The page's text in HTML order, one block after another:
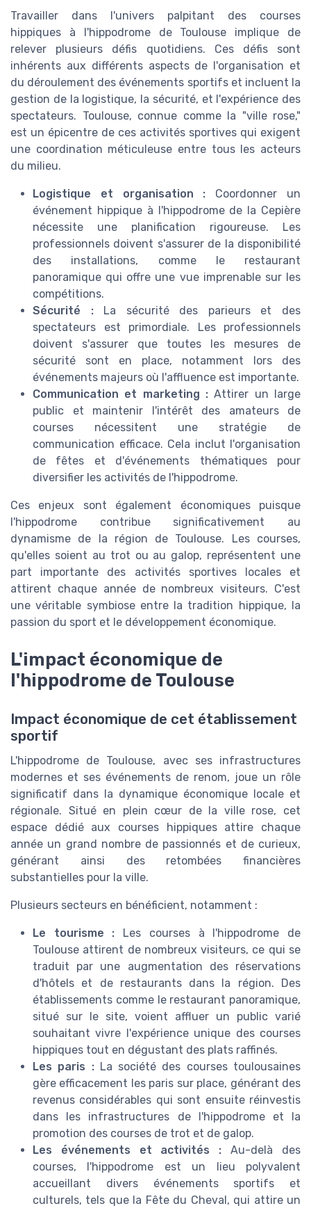
Travailler dans l'univers palpitant des courses
hippiques à l'hippodrome de Toulouse implique de
relever plusieurs défis quotidiens. Ces défis sont
inhérents aux différents aspects de l'organisation et
du déroulement des événements sportifs et incluent la
gestion de la logistique, la sécurité, et l'expérience des
spectateurs. Toulouse, connue comme la "ville rose,"
est un épicentre de ces activités sportives qui exigent
une coordination méticuleuse entre tous les acteurs
du milieu.
Logistique et organisation : Coordonner un
événement hippique à l'hippodrome de la Cepière
nécessite une planification rigoureuse. Les
professionnels doivent s'assurer de la disponibilité
des installations, comme le restaurant
panoramique qui offre une vue imprenable sur les
compétitions.
Sécurité :La sécurité des parieurs et des
spectateurs est primordiale. Les professionnels
doivent s'assurer que toutes les mesures de
sécurité sont en place, notamment lors des
événements majeurs où l'affluence est importante.
Communication et marketing : Attirer un large
public et maintenir l'intérêt des amateurs de
courses nécessitent une stratégie de
communication efficace. Cela inclut l'organisation
de fêtes et d'événements thématiques pour
diversifier les activités de l'hippodrome.
Ces enjeux sont également économiques puisque
l'hippodrome contribue significativement au
dynamisme de la région de Toulouse. Les courses,
qu'elles soient au trot ou au galop, représentent une
part importante des activités sportives locales et
attirent chaque année de nombreux visiteurs. C'est
une véritable symbiose entre la tradition hippique, la
passion du sport et le développement économique.
L'impact économique de
l'hippodrome de Toulouse
Impact économique de cet établissement
sportif
L'hippodrome de Toulouse, avec ses infrastructures
modernes et ses événements de renom, joue un rôle
significatif dans la dynamique économique locale et
régionale. Situé en plein cœur de la ville rose, cet
espace dédié aux courses hippiques attire chaque
année un grand nombre de passionnés et de curieux,
générant ainsi des retombées financières
substantielles pour la ville.
Plusieurs secteurs en bénéficient, notamment :
Le tourisme : Les courses à l'hippodrome de
Toulouse attirent de nombreux visiteurs, ce qui se
traduit par une augmentation des réservations
d'hôtels et de restaurants dans la région. Des
établissements comme le restaurant panoramique,
situé sur le site, voient affluer un public varié
souhaitant vivre l'expérience unique des courses
hippiques tout en dégustant des plats raffinés.
Les paris :La société des courses toulousaines
gère efficacement les paris sur place, générant des
revenus considérables qui sont ensuite réinvestis
dans les infrastructures de l'hippodrome et la
promotion des courses de trot et de galop.
Les événements et activités : Au-delà des
courses, l'hippodrome est un lieu polyvalent
accueillant divers événements sportifs et
culturels, tels que la Fête du Cheval, qui attire un